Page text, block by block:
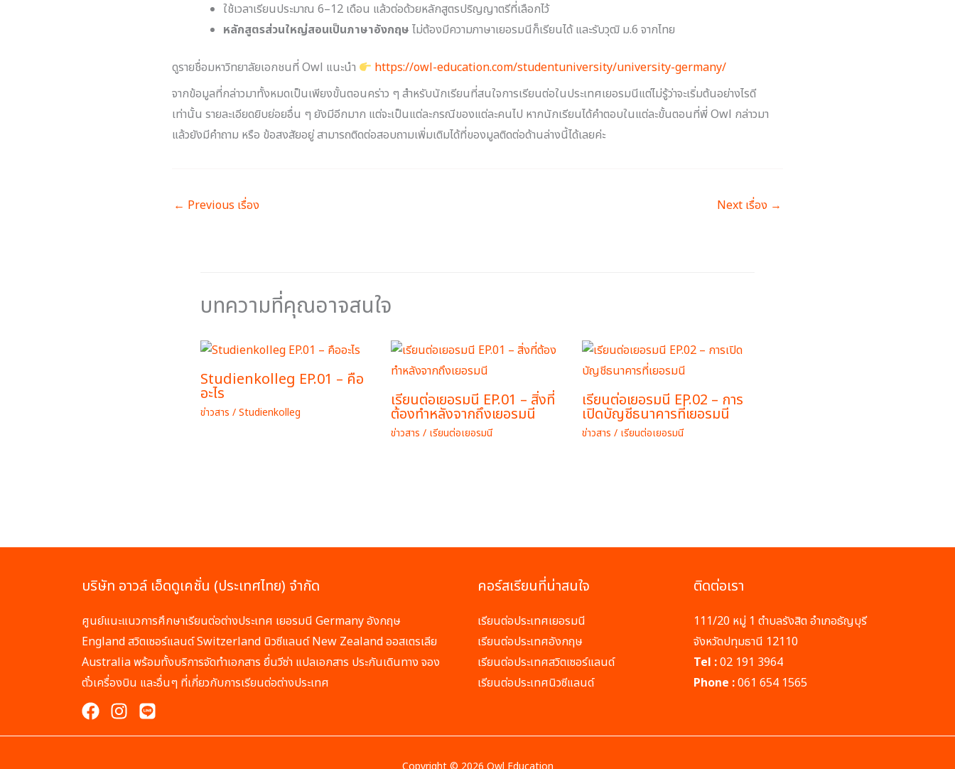
ใช้เวลาเรียนประมาณ 6–12 เดือน แล้วต่อด้วยหลักสูตรปริญญาตรีที่เลือกไว้
หลักสูตรส่วนใหญ่สอนเป็นภาษาอังกฤษ ไม่ต้องมีความภาษาเยอรมนีก็เรียนได้ และรับวุฒิ ม.6 จากไทย
ดูรายชื่อมหาวิทยาลัยเอกชนที่ Owl แนะนำ
https://owl-education.com/studentuniversity/university-germany/
จากข้อมูลที่กล่าวมาทั้งหมดเป็นเพียงขั้นตอนคร่าว ๆ สำหรับนักเรียนที่สนใจการเรียนต่อในประเทศเยอรมนีแต่ไม่รู้ว่าจะเริ่มต้นอย่างไรดี
เท่านั้น รายละเอียดยิบย่อยอื่น ๆ ยังมีอีกมาก แต่จะเป็นแต่ละกรณีของแต่ละคนไป หากนักเรียนได้คำตอบในแต่ละขั้นตอนที่พี่ Owl กล่าวมา
แล้วยังมีคำถาม หรือ ข้อสงสัยอยู่ สามารถติดต่อสอบถามเพิ่มเติมได้ที่ของมูลติดต่อด้านล่างนี้ได้เลยค่ะ
← Previous เรื่อง Next เรื่อง →
บทความที่คุณอาจสนใจ
Studienkolleg EP.01 – คือ
อะไร
ข่าวสาร /Studienkolleg
เรียนต่อเยอรมนี EP.01 – สิ่งที่
ต้องทำหลังจากถึงเยอรมนี
ข่าวสาร / เรียนต่อเยอรมนี
เรียนต่อเยอรมนี EP.02 – การ
เปิดบัญชีธนาคารที่เยอรมนี
ข่าวสาร / เรียนต่อเยอรมนี
บริษัท อาวล์ เอ็ดดูเคชั่น (ประเทศไทย) จำกัด
ศูนย์แนะแนวการศึกษาเรียนต่อต่างประเทศ เยอรมนี Germany อังกฤษ
England สวิตเซอร์แลนด์ Switzerland นิวซีแลนด์ New Zealand ออสเตรเลีย
Australia พร้อมทั้งบริการจัดทำเอกสาร ยื่นวีซ่า แปลเอกสาร ประกันเดินทาง จอง
ตั๋วเครื่องบิน และอื่นๆ ที่เกี่ยวกับการเรียนต่อต่างประเทศ
คอร์สเรียนที่น่าสนใจ
เรียนต่อประเทศเยอรมนี
เรียนต่อประเทศอังกฤษ
เรียนต่อประเทศสวิตเซอร์แลนด์
เรียนต่อประเทศนิวซีแลนด์
ติดต่อเรา
111/20 หมู่ 1 ตำบลรังสิต อำเภอธัญบุรี
จังหวัดปทุมธานี 12110
Tel :02 191 3964
Phone :061 654 1565